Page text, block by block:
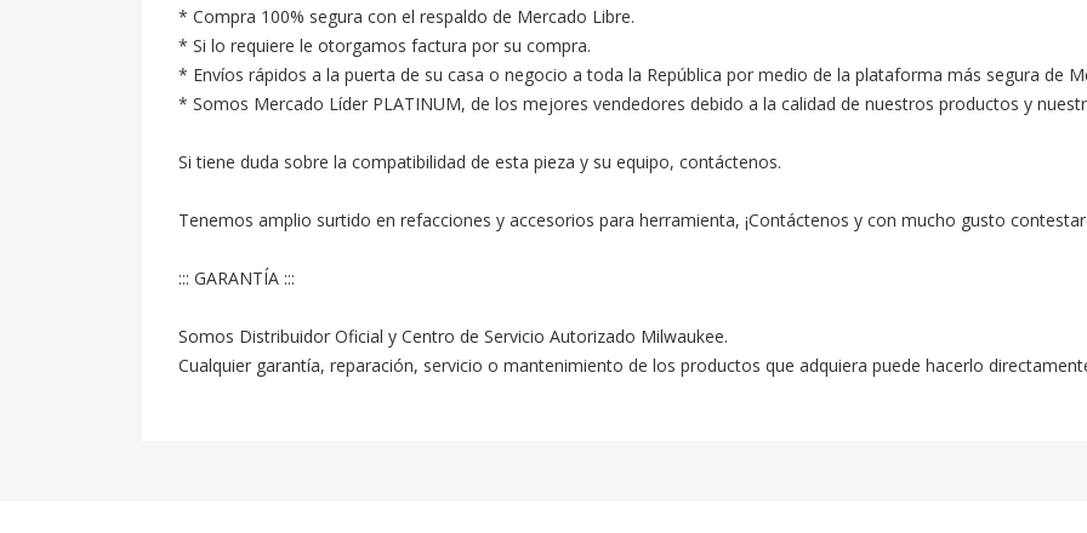
* Compra 100% segura con el respaldo de Mercado Libre.
* Si lo requiere le otorgamos factura por su compra.
* Envíos rápidos a la puerta de su casa o negocio a toda la República por medio de la plataforma más segura de
* Somos Mercado Líder PLATINUM, de los mejores vendedores debido a la calidad de nuestros productos y
Si tiene duda sobre la compatibilidad de esta pieza y su equipo, contáctenos.
Tenemos amplio surtido en refacciones y accesorios para herramienta, ¡Contáctenos y con mucho gusto
::: GARANTÍA :::
Somos Distribuidor Oficial y Centro de Servicio Autorizado Milwaukee.
Cualquier garantía, reparación, servicio o mantenimiento de los productos que adquiera puede hacerlo